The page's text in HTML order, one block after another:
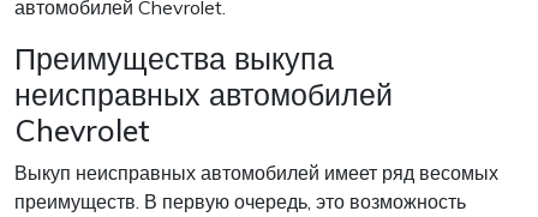
автомобилей Chevrolet.
Преимущества выкупа
неисправных автомобилей
Chevrolet
Выкуп неисправных автомобилей имеет ряд весомых
преимуществ. В первую очередь, это возможность